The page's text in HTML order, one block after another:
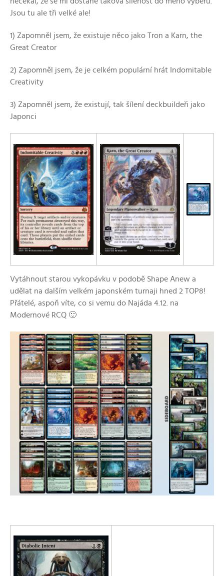
Jsou tu ale tři velké ale!
1) Zapomněl jsem, že existuje něco jako Tron a Karn, the
Great Creator
2) Zapomněl jsem, že je celkém populární hrát Indomitable
Creativity
3) Zapomněl jsem, že existují, tak šílení deckbuildeři jako
Japonci
Vytáhnout starou vykopávku v podobě Shape Anew a
udělat na dalším velkém japonském turnaji hned 2 TOP8!
Přátelé, aspoň víte, co si vemu do Najáda 4.12. na
Modernové RCQ 🙂